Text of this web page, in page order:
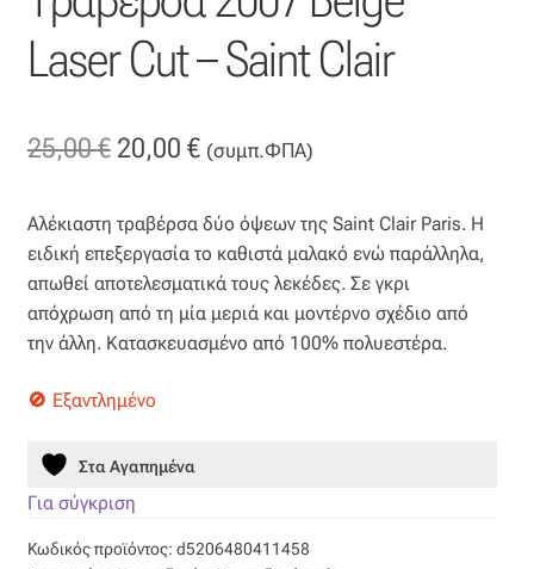
Βαμβακοσατέν
Βελουτέ
Βουάλ
Γάζα
Γκρο
Δαντέλα
Δίχτυ
Επιπλόπανο
Laser Cut – Saint Clair
25,00€ Original
was:
25,00 €.
20,00 €Η
τιμή
είναι:
20,00 €.
(συμπ.ΦΠΑ)
Αλέκιαστη τραβέρσα δύο όψεων της Saint Clair Paris. Η
ειδική επεξεργασία το καθιστά μαλακό ενώ παράλληλα,
απωθεί αποτελεσματικά τους λεκέδες. Σε γκρι
απόχρωση από τη μία μεριά και μοντέρνο σχέδιο από
την άλλη. Κατασκευασμένο από 100% πολυεστέρα.
Εξαντλημένο
Στα Αγαπημένα
Για σύγκριση
Κωδικός προϊόντος: d5206480411458